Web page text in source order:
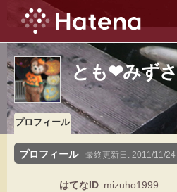
とも❤みず
プロフィール
プロフィール 最終更新日: 2011/11/24
はてなID mizuho1999